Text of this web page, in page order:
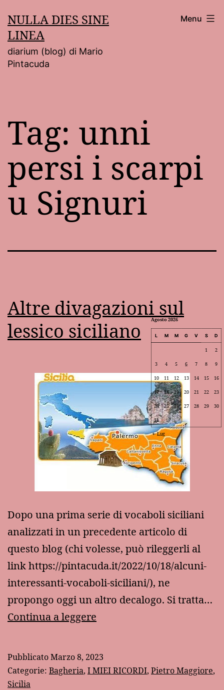
al
contenuto
NULLA DIES SINE
LINEA
diarium (blog) di Mario
Pintacuda
Menu
Tag: unni
persi i scarpi
u Signuri
Altre divagazioni sul
lessico siciliano
Dopo una prima serie di vocaboli siciliani
analizzati in un precedente articolo di
questo blog (chi volesse, può rileggerli al
link https://pintacuda.it/2022/10/18/alcuni-
interessanti-vocaboli-siciliani/), ne
propongo oggi un altro decalogo. Si tratta…
Continua a leggere
lessico
PubblicatoMarzo 8, 2023
Categorie: Bagheria, I MIEI RICORDI, Pietro Maggiore,
Sicilia
Agosto 2026
L M M G V S D
1 2
3 4 5 6 7 8 9
10 11 12 13 14 15 16
17 18 19 20 21 22 23
24 25 26 27 28 29 30
31
Lug